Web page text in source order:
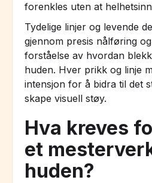
forenkles uten at
Tydelige linjer og levende
gjennom presis nålføring
forståelse av hvordan
huden. Hver prikk og linje
intensjon for å bidra til det
skape visuell støy.
Hva kreves
et
huden?